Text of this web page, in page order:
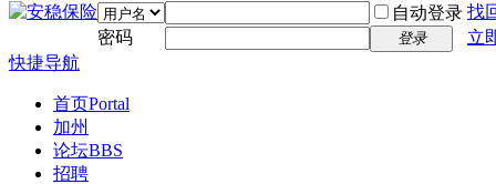
自动登录 找
密码
登录
立
快捷导航
首页Portal
加州
论坛BBS
招聘